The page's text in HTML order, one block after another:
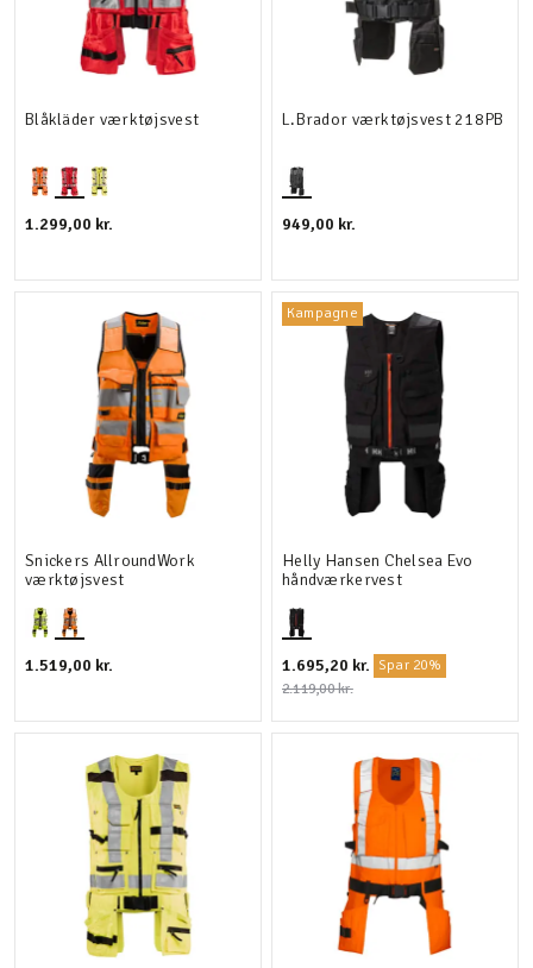
Blåkläder værktøjsvest
1.299,00 kr.
L.Brador værktøjsvest 218PB
949,00 kr.
Snickers AllroundWork
værktøjsvest
1.519,00 kr.
Kampagne
Helly Hansen Chelsea Evo
håndværkervest
1.695,20 kr. Spar 20%
2.119,00 kr.